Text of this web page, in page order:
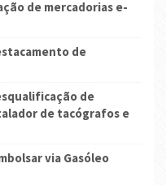
de mercadorias e-
de
de
de tacógrafos e
via Gasóleo